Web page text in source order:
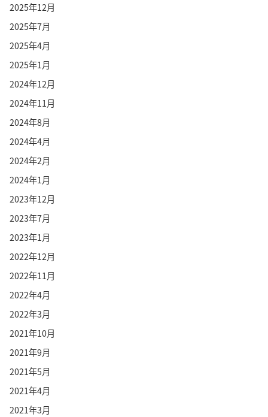
2025年12月
2025年7月
2025年4月
2025年1月
2024年12月
2024年11月
2024年8月
2024年4月
2024年2月
2024年1月
2023年12月
2023年7月
2023年1月
2022年12月
2022年11月
2022年4月
2022年3月
2021年10月
2021年9月
2021年5月
2021年4月
2021年3月